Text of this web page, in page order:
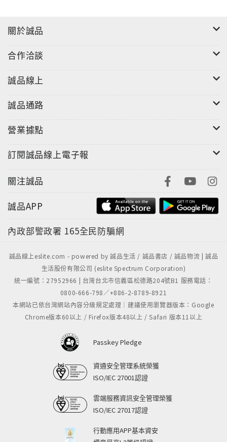
關於誠品
合作洽談
誠品線上
誠品通路
營業據點
訂閱誠品線上電子報
關注誠品
誠品APP
內政部警政署 165全民防騙網
誠品線上eslite.com - powered by 誠品生活 / 誠品書店 / 誠品物流 | 誠品
生活股份有限公司 (eslite Spectrum Corporation)
統一編號：27952966 | 台灣台北市信義區松德路204號B1 服務電話：
0800-666-798／+886-2-8789-8921
本網站已依台灣網站內容分級規定處理｜建議使用瀏覽器版本：Google
Chrome版本60以上 / Firefox版本48以上 / Safari 版本11以上
Passkey Pledge
資通安全管理系統榮獲
ISO/IEC 27001認證
雲端服務資訊安全管理榮獲
ISO/IEC 27017認證
行動應用APP基本資安